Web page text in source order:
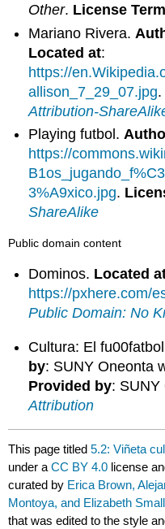
Other. License
Mariano Rivera.
Located at:
https://
allison_7_29_07.jpg.
Attribution-
Playing futbol.
https://
3%A9xico.jpg.
ShareAlike
Public domain content
Dominos. Located
https://pxhere.com/
Public Domain: No
Cultura: El
by: SUNY Oneonta
Provided by: SUNY
Attribution
This page titled5.2: Viñeta
under aCC BY 4.0 license
curated by Erica Brown,
Montoya, and Elizabeth Small
that was edited to the style